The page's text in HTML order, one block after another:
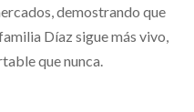
demostrando que
Díaz sigue más vivo,
que nunca.